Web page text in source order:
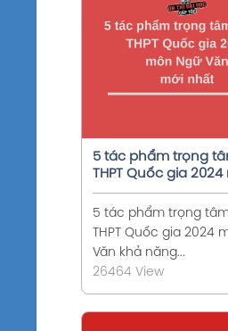
Xem chi
5 tác phẩm trọng
THPT Quốc gia 2024
Ngữ Văn mới nhất
5 tác phẩm trọng
THPT Quốc gia 2024
Văn khả năng...
26464 View